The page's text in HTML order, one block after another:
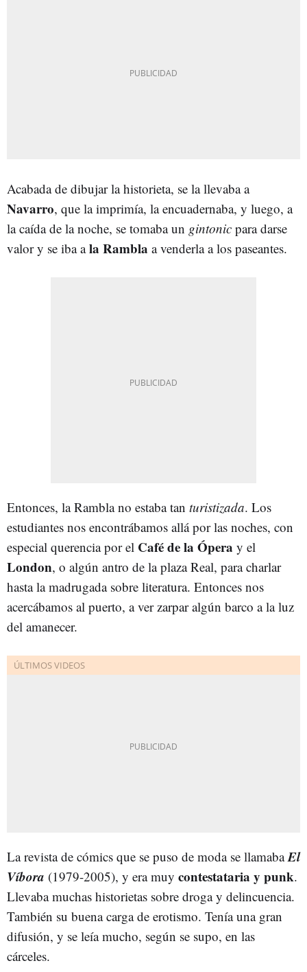
Acabada de dibujar la historieta, se la llevaba a
Navarro, que la imprimía, la encuadernaba, y luego, a
la caída de la noche, se tomaba un gintonic para darse
valor y se iba ala Rambla a venderla a los paseantes.
Entonces, la Rambla no estaba tan turistizada. Los
estudiantes nos encontrábamos allá por las noches, con
especial querencia por el Café de la Ópera y el
London, o algún antro de la plaza Real, para charlar
hasta la madrugada sobre literatura. Entonces nos
acercábamos al puerto, a ver zarpar algún barco a la luz
del amanecer.
La revista de cómics que se puso de moda se llamabaEl
Víbora (1979-2005), y era muy contestataria y punk.
Llevaba muchas historietas sobre droga y delincuencia.
También su buena carga de erotismo. Tenía una gran
difusión, y se leía mucho, según se supo, en las
cárceles.